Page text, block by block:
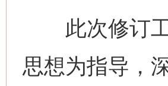
此次修订工
思想为指导，